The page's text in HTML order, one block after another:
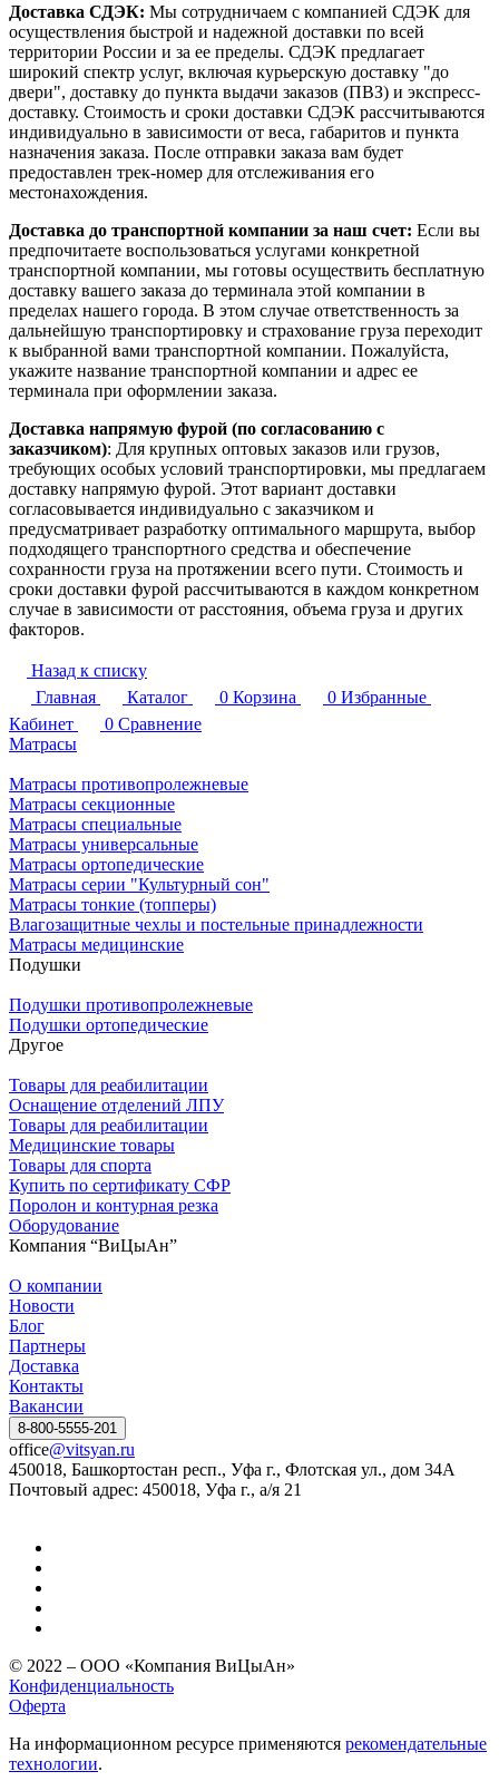
Доставка СДЭК: Мы сотрудничаем с компанией СДЭК для
осуществления быстрой и надежной доставки по всей
территории России и за ее пределы. СДЭК предлагает
широкий спектр услуг, включая курьерскую доставку "до
двери", доставку до пункта выдачи заказов (ПВЗ) и экспресс-
доставку. Стоимость и сроки доставки СДЭК рассчитываются
индивидуально в зависимости от веса, габаритов и пункта
назначения заказа. После отправки заказа вам будет
предоставлен трек-номер для отслеживания его
местонахождения.
Доставка до транспортной компании за наш счет: Если вы
предпочитаете воспользоваться услугами конкретной
транспортной компании, мы готовы осуществить бесплатную
доставку вашего заказа до терминала этой компании в
пределах нашего города. В этом случае ответственность за
дальнейшую транспортировку и страхование груза переходит
к выбранной вами транспортной компании. Пожалуйста,
укажите название транспортной компании и адрес ее
терминала при оформлении заказа.
Доставка напрямую фурой (по согласованию с
заказчиком): Для крупных оптовых заказов или грузов,
требующих особых условий транспортировки, мы предлагаем
доставку напрямую фурой. Этот вариант доставки
согласовывается индивидуально с заказчиком и
предусматривает разработку оптимального маршрута, выбор
подходящего транспортного средства и обеспечение
сохранности груза на протяжении всего пути. Стоимость и
сроки доставки фурой рассчитываются в каждом конкретном
случае в зависимости от расстояния, объема груза и других
факторов.
Назад к списку
Главная
Каталог 0 Корзина 0 Избранные
Кабинет
0 Сравнение
Матрасы
Матрасы противопролежневые
Матрасы секционные
Матрасы специальные
Матрасы универсальные
Матрасы ортопедические
Матрасы серии "Культурный сон"
Матрасы тонкие (топперы)
Влагозащитные чехлы и постельные принадлежности
Матрасы медицинские
Подушки
Подушки противопролежневые
Подушки ортопедические
Другое
Товары для реабилитации
Оснащение отделений ЛПУ
Товары для реабилитации
Медицинские товары
Товары для спорта
Купить по сертификату СФР
Поролон и контурная резка
Оборудование
Компания “ВиЦыАн”
О компании
Новости
Блог
Партнеры
Доставка
Контакты
Вакансии
8-800-5555-201
office@vitsyan.ru
450018, Башкортостан респ., Уфа г., Флотская ул., дом 34А
Почтовый адрес: 450018, Уфа г., а/я 21
© 2022 – ООО «Компания ВиЦыАн»
Конфиденциальность
Оферта
На информационном ресурсе применяются рекомендательные
технологии.